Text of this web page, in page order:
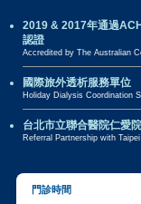
2019 & 2017年通過
認證
Accredited by The Australian
國際旅外透析服務單位
Holiday Dialysis Coordination
台北市立聯合醫院仁愛
Referral Partnership with
門診時間